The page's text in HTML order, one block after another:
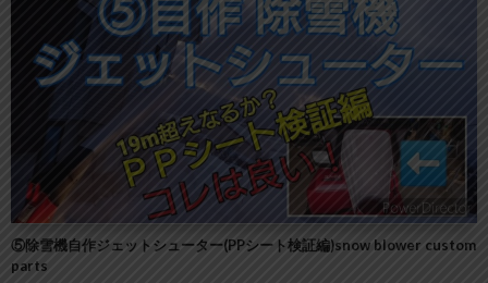
⑤除雪機自作ジェットシューター(PPシート検証編)snow blower custom
parts